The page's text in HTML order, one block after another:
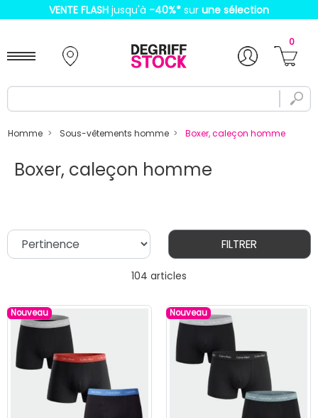
VENTE FLASH jusqu'à -40%* sur une sélection
0
Homme Sous-vêtements homme Boxer, caleçon homme
Boxer, caleçon homme
104 articles
FILTRER
Nouveau Nouveau